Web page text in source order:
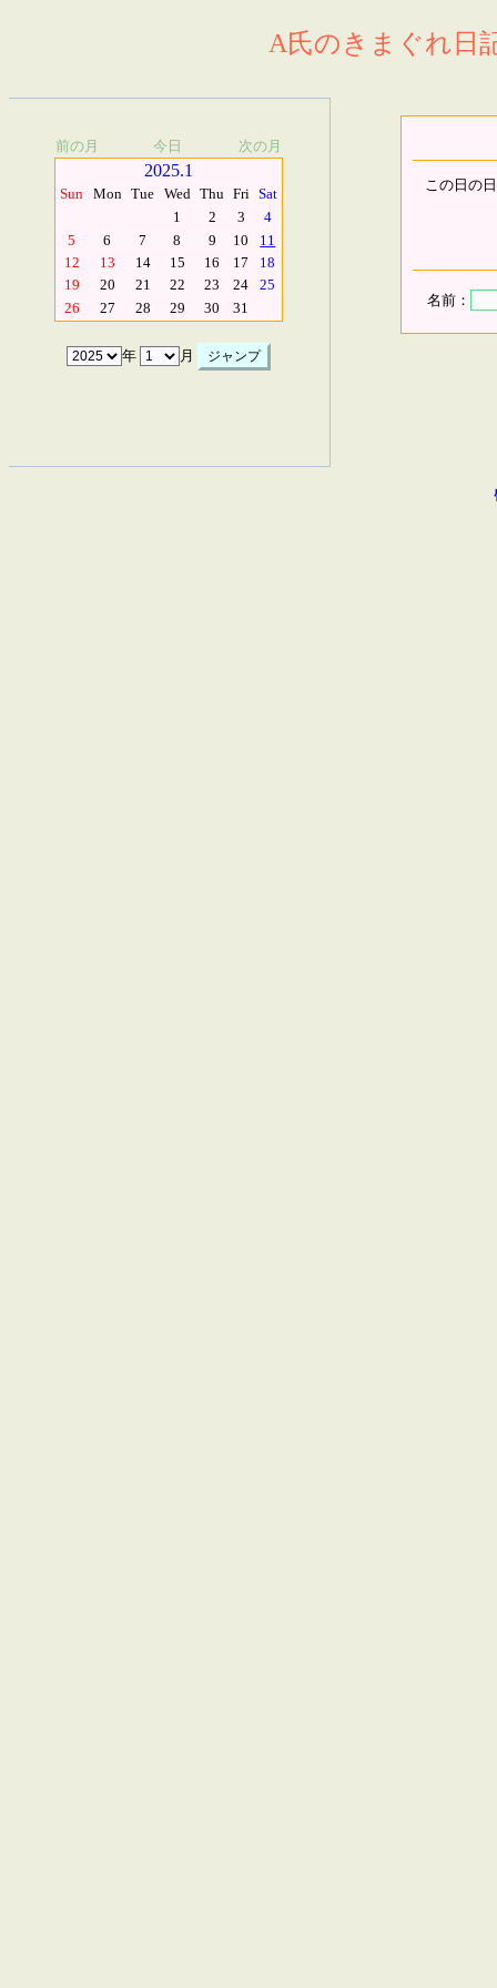
A氏のきまぐれ日
前の月 今日 次の月
2025.1
Sun Mon Tue Wed Thu Fri Sat
1
2 3
4
5
6 7 8 9 10
11
12
13 14 15 16 17
18
19
20 21 22 23 24
25
26
27 28 29 30 31
年 月
この日の
名前：